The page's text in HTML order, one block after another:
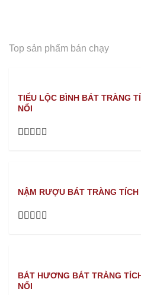
Top sản phẩm bán chạy
TIỂU LỘC BÌNH BÁT TRÀNG
NỔI
NẬM RƯỢU BÁT TRÀNG TÍCH
BÁT HƯƠNG BÁT TRÀNG
NỔI